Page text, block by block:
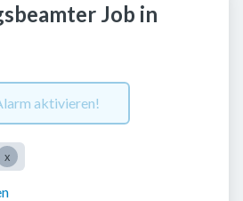
Job in
aktivieren!